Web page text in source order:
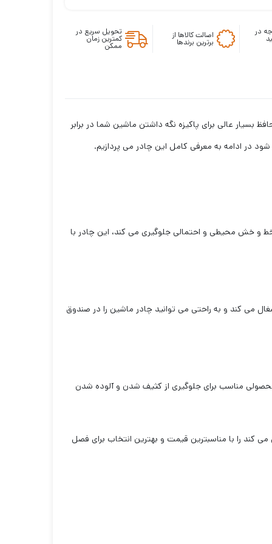
در اصالت کالاها از
برترین برندها
تحویل سریع در
کمترین زمان
ممکن
بسیار عالی برای پاکیزه نگه داشتن ماشین شما در برابر
در ادامه به معرفی کامل این چادر می پردازیم.
خش محیطی و احتمالی جلوگیری می کند، این چادر با
می کند و به راحتی می توانید چادر ماشین را در صندوق
محصولی مناسب برای جلوگیری از کثیف شدن و آلوده شدن
کند را با مناسبترین قیمت و بهترین انتخاب برای فصل